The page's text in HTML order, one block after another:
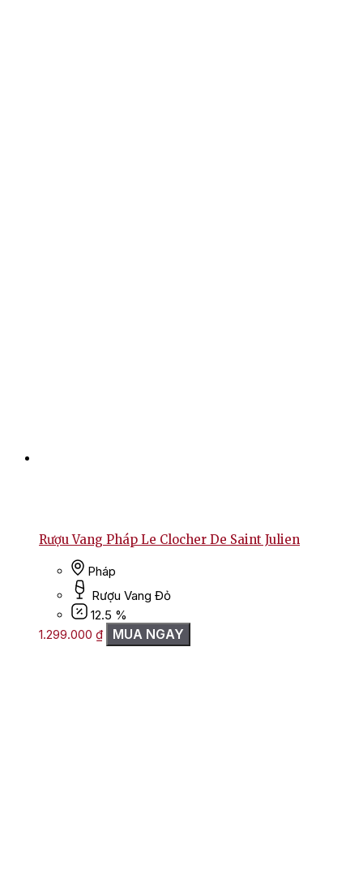
Rượu Vang Pháp Le Clocher De Saint Julien
Pháp
Rượu Vang Đỏ
12.5 %
1.299.000 ₫ MUA NGAY